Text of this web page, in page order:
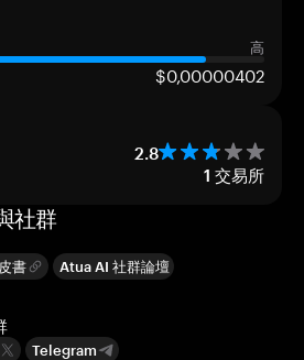
高
$0,00000402
2.8
1 交易所
社群
書
Atua AI 社群論壇
Telegram